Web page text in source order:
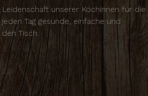
unserer Köchinnen für die
Tag gesunde, einfache und
Tisch.